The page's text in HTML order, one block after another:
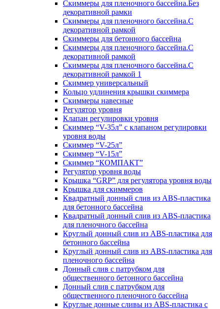
Скиммеры для пленочного бассейна.Без
декоративной рамки
Скиммеры для пленочного бассейна.С
декоративной рамкой
Скиммеры для бетонного бассейна
Скиммеры для пленочного бассейна.С
декоративной рамкой
Скиммеры для пленочного бассейна.С
декоративной рамкой 1
Скиммер универсальный
Кольцо удлинения крышки скиммера
Скиммеры навесные
Регулятор уровня
Клапан регулировки уровня
Скиммер “V-35л” с клапаном регулировки
уровня воды
Скиммер “V-25л”
Скиммер “V-15л”
Скиммер “КОМПАКТ”
Регулятор уровня воды
Крышка “GRP” для регулятора уровня воды
Крышка для скиммеров
Квадратный донный слив из ABS-пластика
для бетонного бассейна
Квадратный донный слив из ABS-пластика
для пленочного бассейна
Круглый донный слив из ABS-пластика для
бетонного бассейна
Круглый донный слив из ABS-пластика для
пленочного бассейна
Донный слив с патрубком для
общественного бетонного бассейна
Донный слив с патрубком для
общественного пленочного бассейна
Круглые донные сливы из ABS-пластика с